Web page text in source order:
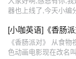
器也上线了,今天小编
[小咖英语]《香肠
《香肠派对》 从食
色动画电影现在改名